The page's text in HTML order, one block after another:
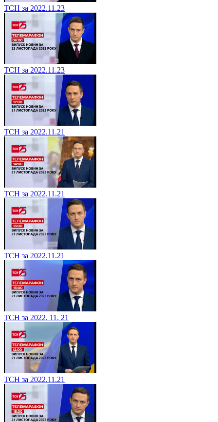
ТСН за 2022.11.23
ТСН за 2022.11.23
ТСН за 2022.11.21
ТСН за 2022.11.21
ТСН за 2022.11.21
ТСН за 2022. 11. 21
ТСН за 2022.11.21